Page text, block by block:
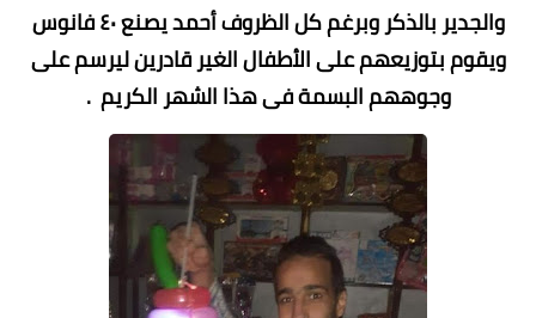
والجدير بالذكر وبرغم كل الظروف أحمد يصنع ٤٠ فانوس
ويقوم بتوزيعهم على الأطفال الغير قادرين ليرسم على
وجوههم البسمة فى هذا الشهر الكريم .